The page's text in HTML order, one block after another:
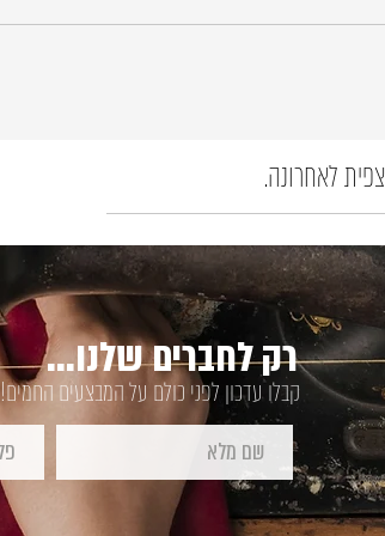
צפית לאחרונה.
קבלו עדכון לפני כולם על המבצעים החמים!
רק לחברים שלנו...